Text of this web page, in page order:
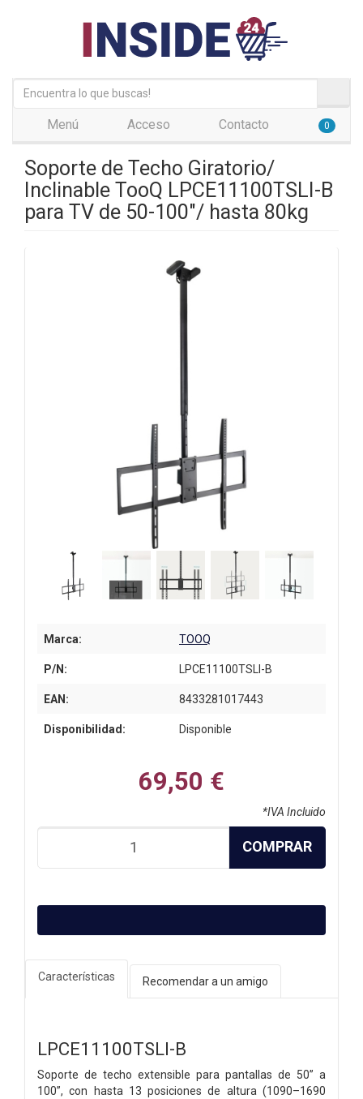
Menú Acceso Contacto 0
Soporte de Techo Giratorio/
Inclinable TooQ LPCE11100TSLI-B
para TV de 50-100"/ hasta 80kg
Marca: TOOQ
P/N: LPCE11100TSLI-B
EAN: 8433281017443
Disponibilidad: Disponible
69,50 €
*IVA Incluido
COMPRAR
Características Recomendar a un amigo
LPCE11100TSLI-B
Soporte de techo extensible para pantallas de 50” a
100”, con hasta 13 posiciones de altura (1090–1690